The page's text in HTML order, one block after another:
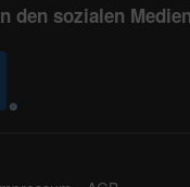
den sozialen